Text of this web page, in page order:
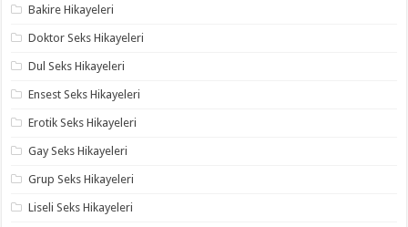
Bakire Hikayeleri
Doktor Seks Hikayeleri
Dul Seks Hikayeleri
Ensest Seks Hikayeleri
Erotik Seks Hikayeleri
Gay Seks Hikayeleri
Grup Seks Hikayeleri
Liseli Seks Hikayeleri